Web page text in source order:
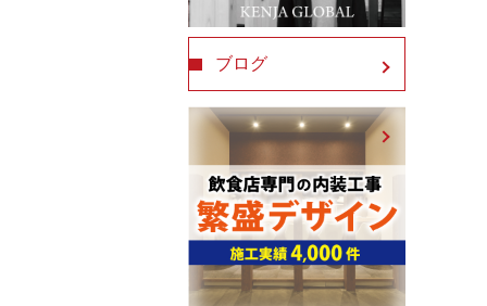
ブログ